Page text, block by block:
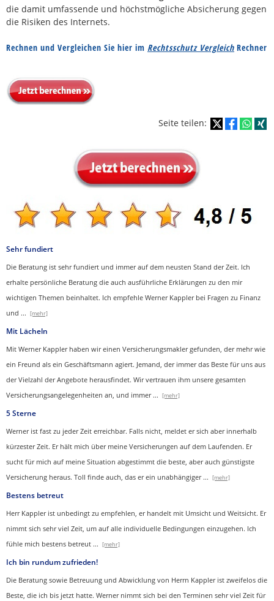
die damit umfassende und höchstmögliche Absicherung gegen
die Risiken des Internets.
Rechnen und Vergleichen Sie hier im Rechtsschutz Vergleich Rechner
Seite teilen:
Sehr fundiert
Die Beratung ist sehr fundiert und immer auf dem neusten Stand der Zeit. Ich
erhalte persönliche Beratung die auch ausführliche Erklärungen zu den mir
wichtigen Themen beinhaltet. Ich empfehle Werner Kappler bei Fragen zu Finanz
und ... [mehr]
Mit Lächeln
Mit Werner Kappler haben wir einen Ver­sicherungs­makler gefunden, der mehr wie
ein Freund als ein Geschäftsmann agiert. Jemand, der immer das Beste für uns aus
der Vielzahl der Angebote herausfindet. Wir vertrauen ihm unsere gesamten
Versicherungsangelegenheiten an, und immer... [mehr]
5 Sterne
Werner ist fast zu jeder Zeit erreichbar. Falls nicht, meldet er sich aber innerhalb
kürzester Zeit. Er hält mich über meine Versicherungen auf dem Laufenden. Er
sucht für mich auf meine Situation abgestimmt die beste, aber auch günstigste
Versicherung heraus. Toll finde auch, das er ein unabhängiger ... [mehr]
Bestens betreut
Herr Kappler ist unbedingt zu empfehlen, er handelt mit Umsicht und Weitsicht. Er
nimmt sich sehr viel Zeit, um auf alle individuelle Bedingungen einzugehen. Ich
fühle mich bestens betreut ... [mehr]
Ich bin rundum zufrieden!
Die Beratung sowie Betreuung und Abwicklung von Herrn Kappler ist zweifelos die
Beste, die ich bis jetzt hatte. Werner nimmt sich bei den Terminen sehr viel Zeit für